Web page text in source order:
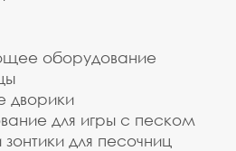
оборудование
дворики
для игры с песком
для песочниц